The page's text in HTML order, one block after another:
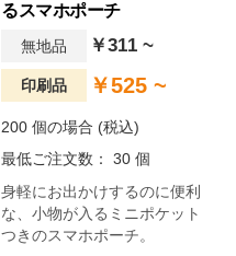
るスマホポーチ
無地品 ￥311 ~
印刷品 ￥525 ~
200 個の場合 (税込)
最低ご注文数： 30 個
身軽にお出かけするのに便利
な、小物が入るミニポケット
つきのスマホポーチ。